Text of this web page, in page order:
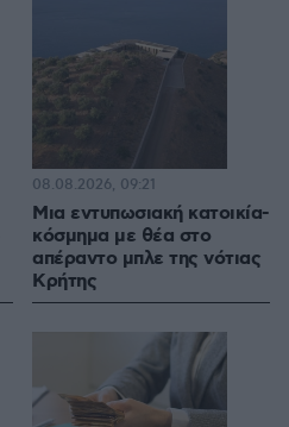
Μια εντυπωσιακή κατοικία-
κόσμημα με θέα στο
απέραντο μπλε της νότιας
Κρήτης
08.08.2026, 09:21